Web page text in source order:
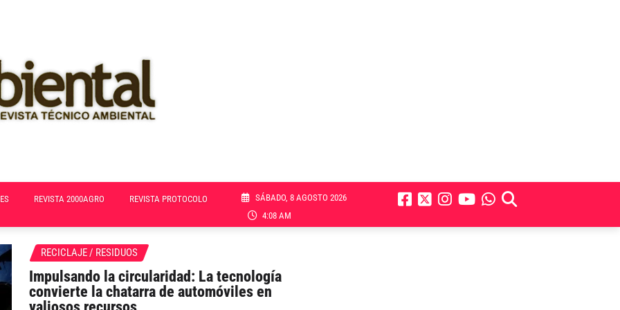
REVISTA 2000AGRO REVISTA PROTOCOLO
SÁBADO, 8 AGOSTO 2026
4:08 AM
RECICLAJE / RESIDUOS
Impulsando la circularidad: La tecnología
convierte la chatarra de automóviles en
valiosos recursos